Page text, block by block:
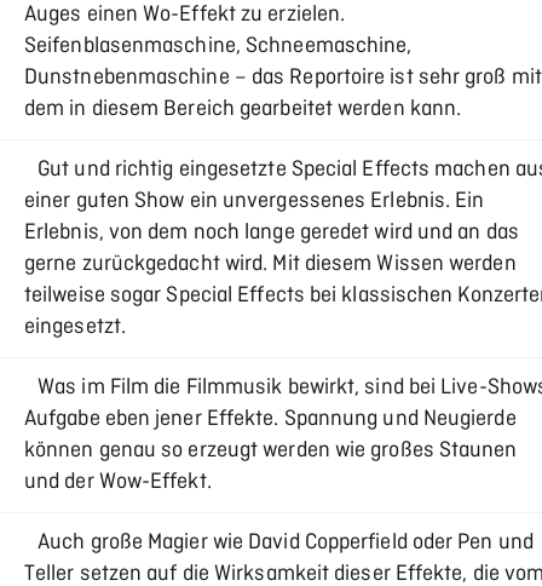
Auges einen Wo-Effekt zu erzielen.
Seifenblasenmaschine, Schneemaschine,
Dunstnebenmaschine – das Reportoire ist sehr groß mit
dem in diesem Bereich gearbeitet werden kann.
Gut und richtig eingesetzte Special Effects machen
einer guten Show ein unvergessenes Erlebnis. Ein
Erlebnis, von dem noch lange geredet wird und an das
gerne zurückgedacht wird. Mit diesem Wissen werden
teilweise sogar Special Effects bei klassischen
eingesetzt.
Was im Film die Filmmusik bewirkt, sind bei Live-
Aufgabe eben jener Effekte. Spannung und Neugierde
können genau so erzeugt werden wie großes Staunen
und der Wow-Effekt.
Auch große Magier wie David Copperfield oder Pen und
Teller setzen auf die Wirksamkeit dieser Effekte, die